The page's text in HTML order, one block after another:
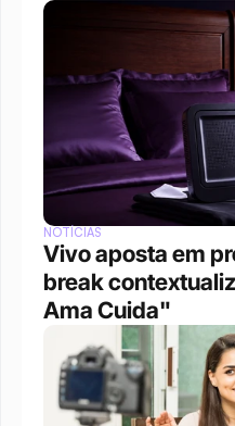
NOTÍCIAS
Vivo aposta em
break
Ama Cuida"